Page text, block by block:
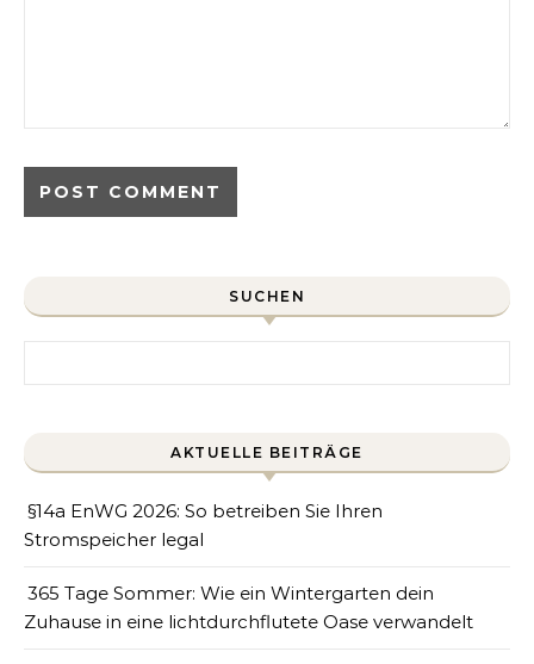
SUCHEN
AKTUELLE BEITRÄGE
§14a EnWG 2026: So betreiben Sie Ihren
Stromspeicher legal
365 Tage Sommer: Wie ein Wintergarten dein
Zuhause in eine lichtdurchflutete Oase verwandelt